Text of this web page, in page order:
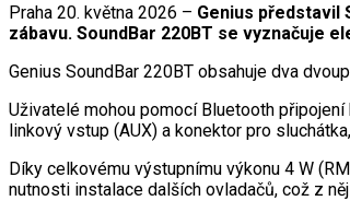
Praha 20. května 2026 – Genius představil
zábavu. SoundBar 220BT se vyznačuje
Genius SoundBar 220BT obsahuje dva
Uživatelé mohou pomocí Bluetooth
linkový vstup (AUX) a konektor pro
Díky celkovému výstupnímu výkonu 4 W
nutnosti instalace dalších ovladačů, což z